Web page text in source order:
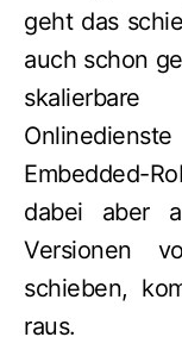
geht das
auch schon
Embedded-
dabei aber
Versionen
schieben,
raus.